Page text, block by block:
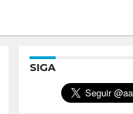
SIGA